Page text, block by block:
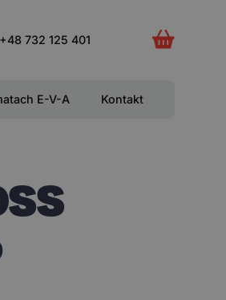
+48 732 125 401
E-V-A Kontakt